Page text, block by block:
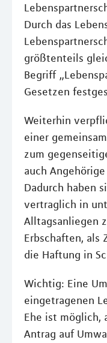
Durch das
größtenteils
Begriff
Gesetzen
Weiterhin
einer
zum
auch
Dadurch haben
vertraglich in
Alltagsanliegen
Erbschaften, als
die Haftung in
Wichtig: Eine
eingetragenen
Ehe ist möglich,
Antrag auf